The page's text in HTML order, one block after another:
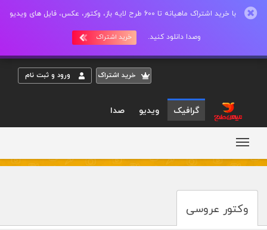
با خرید اشتراک ماهیانه تا 600 طرح لایه باز، وکتور، عکس، فایل های ویدیو
وصدا دانلود کنید. خرید اشتراک
خريد اشتراک ورود و ثبت نام
گرافیک ویدیو صدا
وکتور عروسی